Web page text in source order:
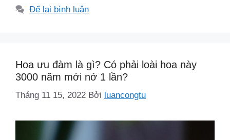
mục
Để lại bình luận
Hoa ưu đàm là gì? Có phải loài hoa này
3000 năm mới nở 1 lần?
Tháng 11 15, 2022 Bởi luancongtu